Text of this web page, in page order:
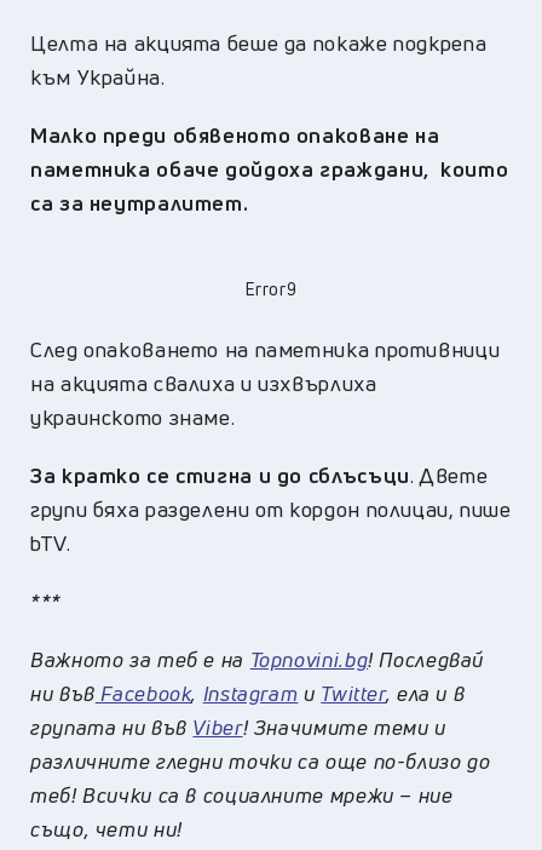
Целта на акцията беше да покаже подкрепа
към Украйна.
Малко преди обявеното опаковане на
паметника обаче дойдоха граждани, които
са за неутралитет.
Error9
След опаковането на паметника противници
на акцията свалиха и изхвърлиха
украинското знаме.
За кратко се стигна и до сблъсъци. Двете
групи бяха разделени от кордон полицаи, пише
bTV.
***
Важното за теб е на Topnovini.bg! Последвай
ни във Facebook, Instagram и Twitter, ела и в
групата ни във Viber! Значимите теми и
различните гледни точки са още по-близо до
теб! Всички са в социалните мрежи – ние
също, чети ни!